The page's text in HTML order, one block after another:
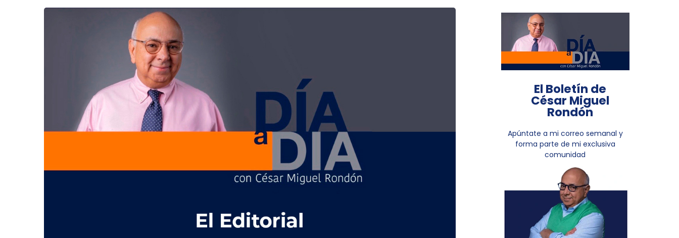
El Boletín de
César Miguel
Rondón
Apúntate a mi correo semanal y
forma parte de mi exclusiva
comunidad